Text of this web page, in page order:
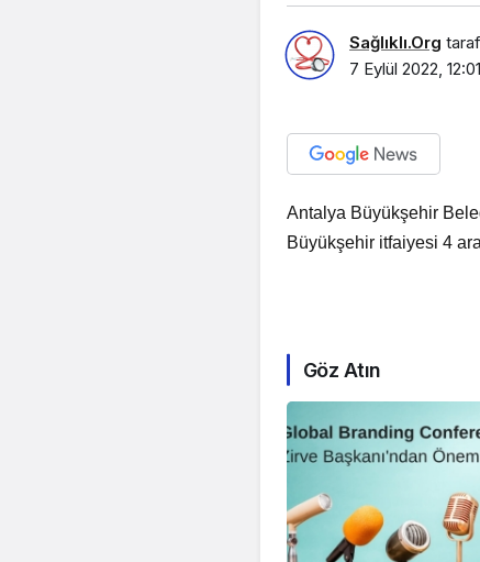
Sağlıklı.Org
7 Eylül 2022, 12:01
Antalya Büyükşehir
Büyükşehir itfaiyesi 4
Göz Atın